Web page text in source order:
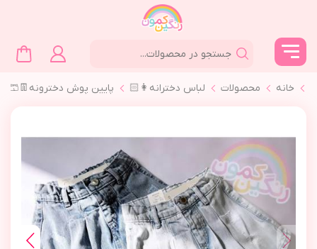
خانه محصولات لباس دخترانه👩🏻 پايين پوش دخترونه👖🩳